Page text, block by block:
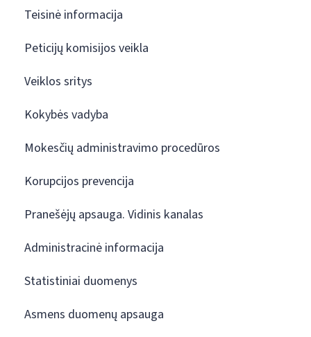
Teisinė informacija
Peticijų komisijos veikla
Veiklos sritys
Kokybės vadyba
Mokesčių administravimo procedūros
Korupcijos prevencija
Pranešėjų apsauga. Vidinis kanalas
Administracinė informacija
Statistiniai duomenys
Asmens duomenų apsauga